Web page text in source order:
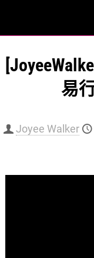
易
Joyee Walker